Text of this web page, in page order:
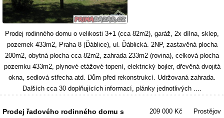
Prodej rodinného domu o velikosti 3+1 (cca 82m2), garáž, 2x dílna, sklep,
pozemek 433m2, Praha 8 (Ďáblice), ul. Ďáblická. 2NP, zastavěná plocha
200m2, obytná plocha cca 82m2, zahrada 233m2 (rovina), celková plocha
pozemku 433m2, plynové etážové topení, elektrický bojler, dřevěná dvojitá
okna, sedlová střecha atd. Dům před rekonstrukcí. Udržovaná zahrada.
Dalších cca 30 doplňujících informací, plánky jednotlivých ....
Prodej řadového rodinného domu s
209 000 Kč
Prostějov